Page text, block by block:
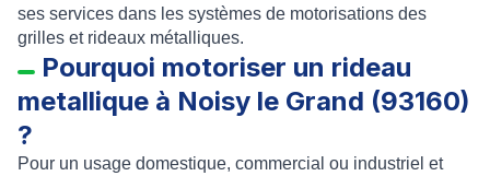
ses services dans les systèmes de motorisations des
grilles et rideaux métalliques.
Pourquoi motoriser un rideau
metallique à Noisy le Grand (93160)
?
Pour un usage domestique, commercial ou industriel et